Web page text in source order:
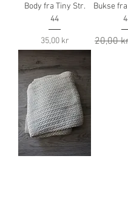
Body fra Tiny Str.
44
Pris
35,00 kr
Bukse
Vanlig
20,00